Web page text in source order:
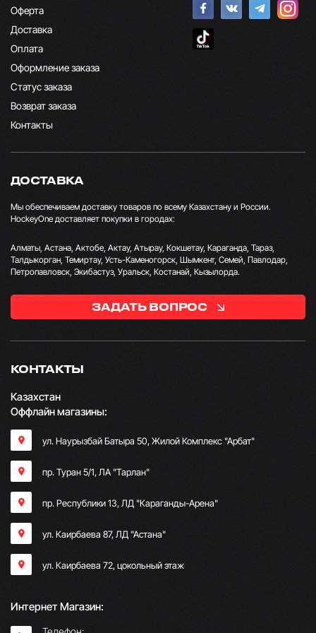
Оферта
Доставка
Оплата
Оформление заказа
Статус заказа
Возврат заказа
Контакты
КОНТАКТЫ
Казахстан
Оффлайн магазины:
ул. Наурызбай Батыра 50, Жилой Комплекс "Арбат"
пр. Туран 5/1, ЛА "Тарлан"
пр. Республики 13, ​ЛД "Караганды-Арена"
ул. Каирбаева 87, ЛД "Астана"
ул. Каирбаева 72, цокольный этаж
Интернет Магазин:
ДОСТАВКА
Мы обеспечиваем доставку товаров по всему Казахстану и России.
HockeyOne доставляет покупки в городах:
Алматы, Астана, Актобе, Актау, Атырау, Кокшетау, Караганда, Тараз,
Талдыкорган, Темиртау, Усть-Каменогорск, Шымкент, Семей, Павлодар,
Петропавловск, Экибастуз, Уральск, Костанай, Кызылорда.
ЗАДАТЬ ВОПРОС